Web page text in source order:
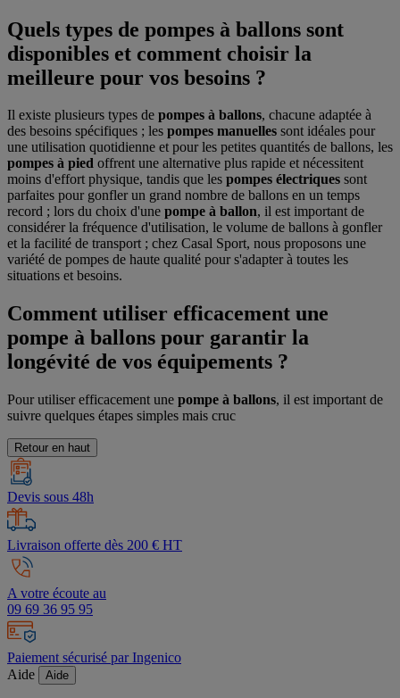
Quels types de pompes à ballons sont
disponibles et comment choisir la
meilleure pour vos besoins ?
Il existe plusieurs types de pompes à ballons, chacune adaptée à
des besoins spécifiques ; les pompes manuelles sont idéales pour
une utilisation quotidienne et pour les petites quantités de ballons, les
pompes à pied offrent une alternative plus rapide et nécessitent
moins d'effort physique, tandis que les pompes électriques sont
parfaites pour gonfler un grand nombre de ballons en un temps
record ; lors du choix d'une pompe à ballon, il est important de
considérer la fréquence d'utilisation, le volume de ballons à gonfler
et la facilité de transport ; chez Casal Sport, nous proposons une
variété de pompes de haute qualité pour s'adapter à toutes les
situations et besoins.
Comment utiliser efficacement une
pompe à ballons pour garantir la
longévité de vos équipements ?
Pour utiliser efficacement une pompe à ballons, il est important de
suivre quelques étapes simples mais cruc
Retour en haut
Devis sous 48h
Livraison offerte dès 200 € HT
A votre écoute au
09 69 36 95 95
Paiement sécurisé par Ingenico
Aide
Aide